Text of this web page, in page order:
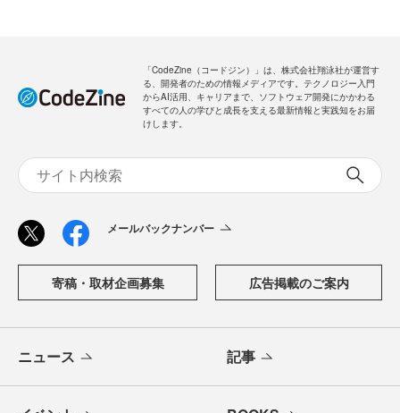
「CodeZine（コードジン）」は、株式会社翔泳社が運営す
る、開発者のための情報メディアです。テクノロジー入門
からAI活用、キャリアまで、ソフトウェア開発にかかわる
すべての人の学びと成長を支える最新情報と実践知をお届
けします。
メールバックナンバー
寄稿・取材企画募集 広告掲載のご案内
ニュース 記事